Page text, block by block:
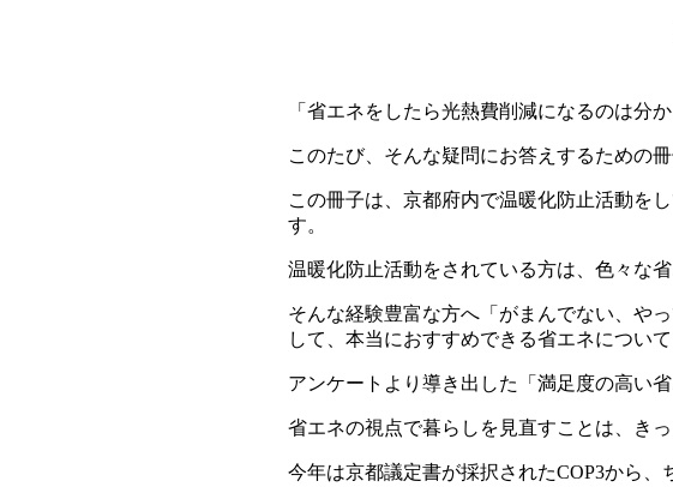
「省エネをしたら光熱費削減になるのは分
このたび、そんな疑問にお答えするための冊
この冊子は、京都府内で温暖化防止活動を
す。
温暖化防止活動をされている方は、色々な
そんな経験豊富な方へ「がまんでない、や
して、本当におすすめできる省エネについて
アンケートより導き出した「満足度の高い
省エネの視点で暮らしを見直すことは、き
今年は京都議定書が採択されたCOP3から、